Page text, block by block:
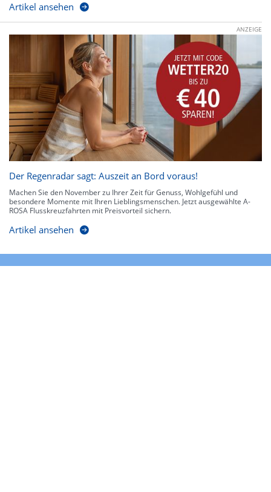
Artikel ansehen
ANZEIGE
Der Regenradar sagt: Auszeit an Bord voraus!
Machen Sie den November zu Ihrer Zeit für Genuss, Wohlgefühl und
besondere Momente mit Ihren Lieblingsmenschen. Jetzt ausgewählte A-
ROSA Flusskreuzfahrten mit Preisvorteil sichern.
Artikel ansehen